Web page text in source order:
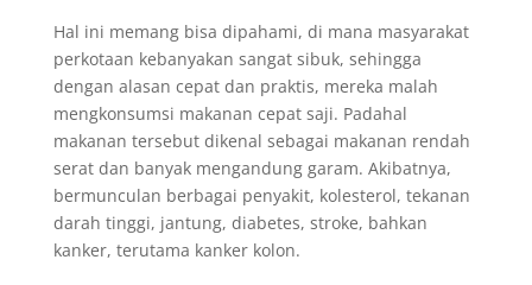
Hal ini memang bisa dipahami, di mana masyarakat
perkotaan kebanyakan sangat sibuk, sehingga
dengan alasan cepat dan praktis, mereka malah
mengkonsumsi makanan cepat saji. Padahal
makanan tersebut dikenal sebagai makanan rendah
serat dan banyak mengandung garam. Akibatnya,
bermunculan berbagai penyakit, kolesterol, tekanan
darah tinggi, jantung, diabetes, stroke, bahkan
kanker, terutama kanker kolon.